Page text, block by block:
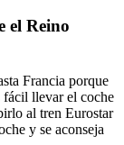
el Reino
Francia porque
fácil llevar el coche
al tren Eurostar
y se aconseja